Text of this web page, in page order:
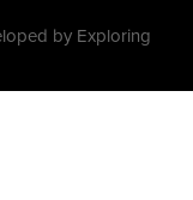
by Exploring